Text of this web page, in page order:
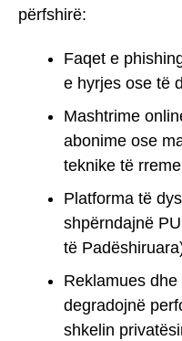
përfshirë:
Faqet e
e hyrjes ose të
Mashtrime
abonime ose
teknike të
Platforma të
shpërndajnë
të
Reklamues
degradojnë
shkelin